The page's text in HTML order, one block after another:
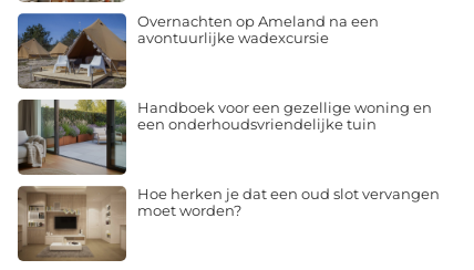
Overnachten op Ameland na een
avontuurlijke wadexcursie
Handboek voor een gezellige woning en
een onderhoudsvriendelijke tuin
Hoe herken je dat een oud slot vervangen
moet worden?